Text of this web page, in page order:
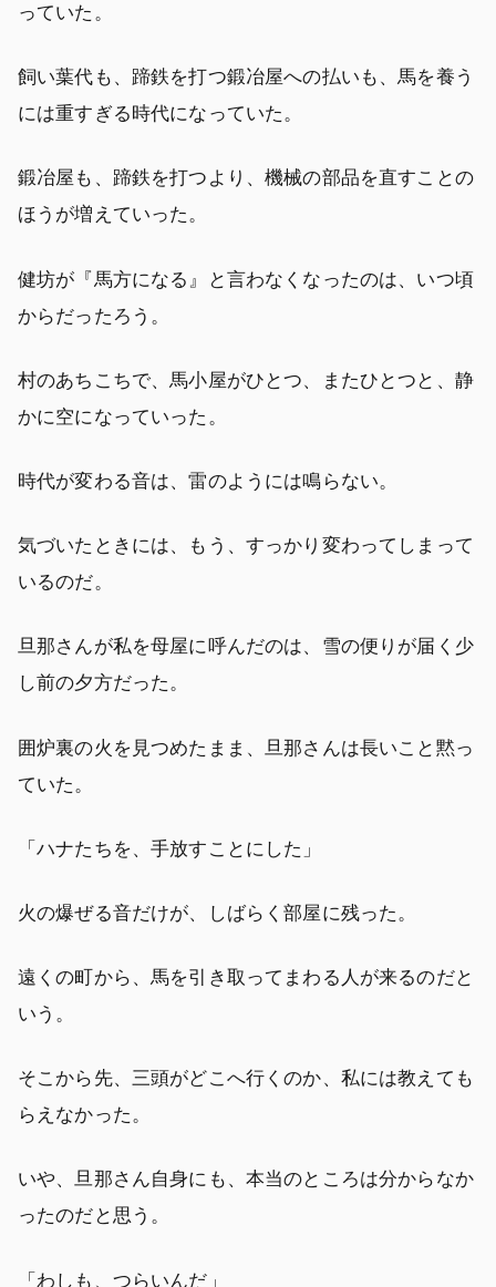
っていた。
飼い葉代も、蹄鉄を打つ鍛冶屋への払いも、馬を養う
には重すぎる時代になっていた。
鍛冶屋も、蹄鉄を打つより、機械の部品を直すことの
ほうが増えていった。
健坊が『馬方になる』と言わなくなったのは、いつ頃
からだったろう。
村のあちこちで、馬小屋がひとつ、またひとつと、静
かに空になっていった。
時代が変わる音は、雷のようには鳴らない。
気づいたときには、もう、すっかり変わってしまって
いるのだ。
旦那さんが私を母屋に呼んだのは、雪の便りが届く少
し前の夕方だった。
囲炉裏の火を見つめたまま、旦那さんは長いこと黙っ
ていた。
「ハナたちを、手放すことにした」
火の爆ぜる音だけが、しばらく部屋に残った。
遠くの町から、馬を引き取ってまわる人が来るのだと
いう。
そこから先、三頭がどこへ行くのか、私には教えても
らえなかった。
いや、旦那さん自身にも、本当のところは分からなか
ったのだと思う。
「わしも、つらいんだ」